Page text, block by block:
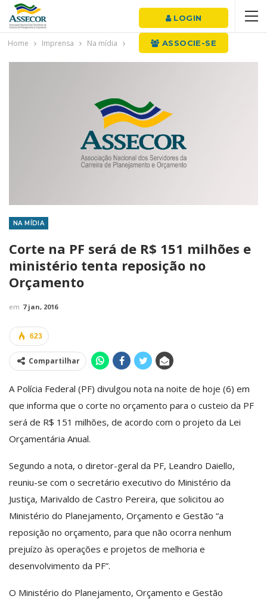
LOGIN
ASSOCIE-SE
Home Imprensa Na mídia
NA MÍDIA
Corte na PF será de R$ 151 milhões e
ministério tenta reposição no
Orçamento
em 7 jan, 2016
623
Compartilhar
A Polícia Federal (PF) divulgou nota na noite de hoje (6) em
que informa que o corte no orçamento para o custeio da PF
será de R$ 151 milhões, de acordo com o projeto da Lei
Orçamentária Anual.
Segundo a nota, o diretor-geral da PF, Leandro Daiello,
reuniu-se com o secretário executivo do Ministério da
Justiça, Marivaldo de Castro Pereira, que solicitou ao
Ministério do Planejamento, Orçamento e Gestão “a
reposição no orçamento, para que não ocorra nenhum
prejuízo às operações e projetos de melhoria e
desenvolvimento da PF”.
O Ministério do Planejamento, Orçamento e Gestão